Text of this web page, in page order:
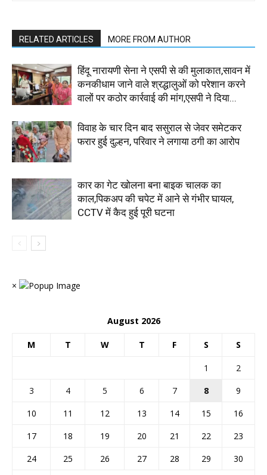
RELATED ARTICLES MORE FROM AUTHOR
हिंदू नारायणी सेना ने एसपी से की मुलाकात,सावन में
कनकीधाम जाने वाले श्रद्धालुओं को परेशान करने
वालों पर कठोर कार्रवाई की मांग,एसपी ने दिया...
विवाह के चार दिन बाद ससुराल से जेवर समेटकर
फरार हुई दुल्हन, परिवार ने लगाया ठगी का आरोप
कार का गेट खोलना बना बाइक चालक का
काल,पिकअप की चपेट में आने से गंभीर घायल,
CCTV में कैद हुई पूरी घटना
×
August 2026
M T W T F S S
1
2
3
4 5 6 7 8
9
10
11 12 13 14 15
16
17
18 19 20 21 22
23
24
25 26 27 28 29
30